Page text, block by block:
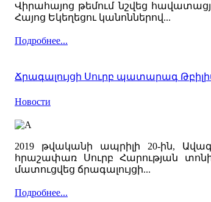
Վիրահայոց թեմում նշվեց
Հայոց Եկեղեցու կանոններով...
Подробнее...
Ճրագալույցի Սուրբ պատարագ
Новости
2019 թվականի ապրիլի 20-ին,
հրաշափառ Սուրբ Հարության
մատուցվեց ճրագալույցի...
Подробнее...